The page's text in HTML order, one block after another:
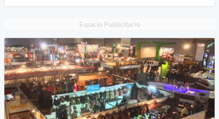
Espacio Publicitario